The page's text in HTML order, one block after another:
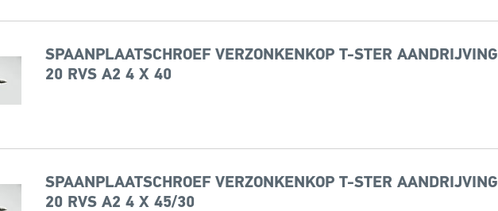
SPAANPLAATSCHROEF VERZONKENKOP T-STER AANDRIJVING
20 RVS A2 4 X 40
SPAANPLAATSCHROEF VERZONKENKOP T-STER AANDRIJVING
20 RVS A2 4 X 45/30